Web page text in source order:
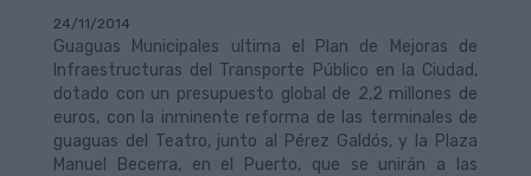
24/11/2014
Guaguas Municipales ultima el Plan de Mejoras de
Infraestructuras del Transporte Público en la Ciudad,
dotado con un presupuesto global de 2,2 millones de
euros, con la inminente reforma de las terminales de
guaguas del Teatro, junto al Pérez Galdós, y la Plaza
Manuel Becerra, en el Puerto, que se unirán a las